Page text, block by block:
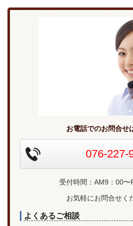
お電話でのお問合せ
076-227-
受付時間：AM9：00〜
お気軽にお問合せく
よくあるご相談